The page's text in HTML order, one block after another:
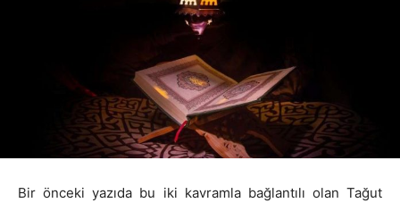
Bir önceki yazıda bu iki kavramla bağlantılı olan Tağut